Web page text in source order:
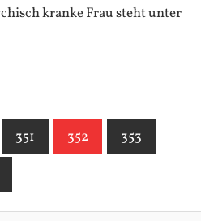
kranke Frau steht unter
351 352
353